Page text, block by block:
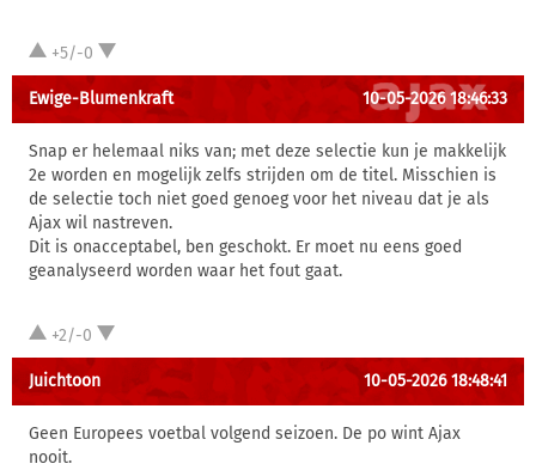
+5/-0
Ewige-Blumenkraft 10-05-2026 18:46:33
Snap er helemaal niks van; met deze selectie kun je makkelijk
2e worden en mogelijk zelfs strijden om de titel. Misschien is
de selectie toch niet goed genoeg voor het niveau dat je als
Ajax wil nastreven.
Dit is onacceptabel, ben geschokt. Er moet nu eens goed
geanalyseerd worden waar het fout gaat.
+2/-0
Juichtoon 10-05-2026 18:48:41
Geen Europees voetbal volgend seizoen. De po wint Ajax
nooit.